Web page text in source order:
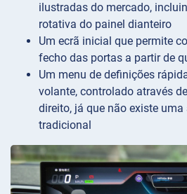
ilustradas do mercado,
rotativa do painel dianteiro
Um ecrã inicial que permite
fecho das portas a partir de
Um menu de definições
volante, controlado através
direito, já que não existe
tradicional